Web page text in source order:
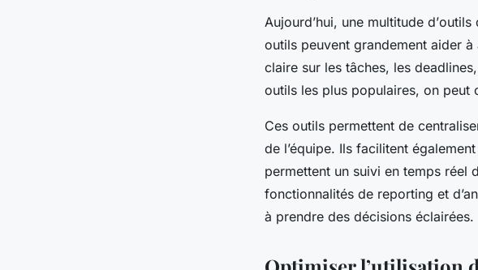
Aujourd’hui, une multitude d’outils
outils peuvent grandement aider
claire sur les tâches, les
outils les plus populaires, on peut
Ces outils permettent de
de l’équipe. Ils facilitent
permettent un suivi en temps réel
fonctionnalités de reporting et
à prendre des décisions éclairées.